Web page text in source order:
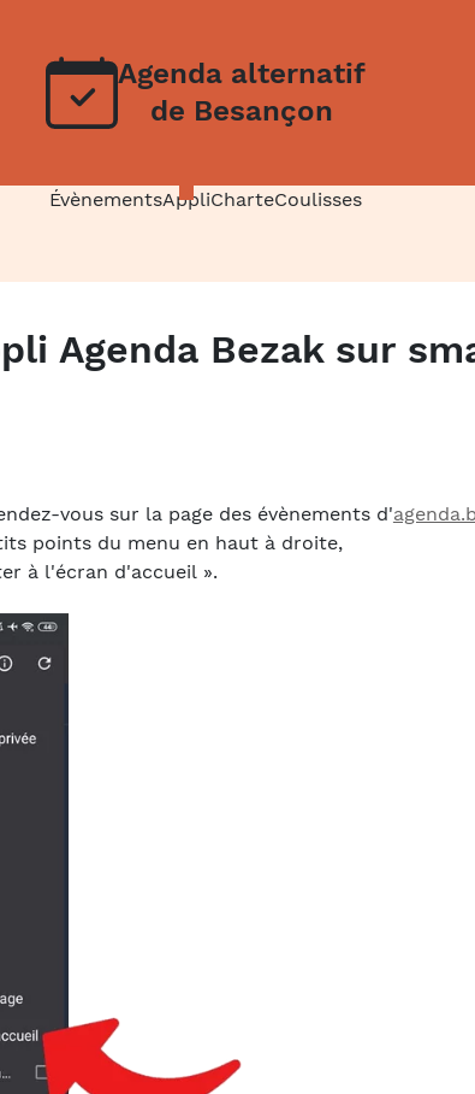
Agenda alternatif
de Besançon
ÉvènementsAppliCharteCoulisses
Agenda Bezak sur
vous sur la page des évènements d'
points du menu en haut à droite,
à l'écran d'accueil ».